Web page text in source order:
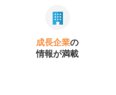
成長企業の
情報が満載